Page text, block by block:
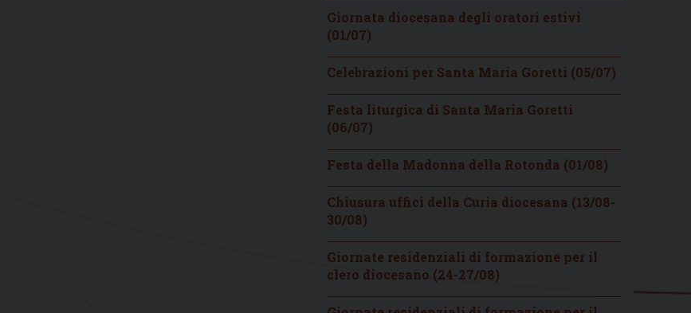
Giornata diocesana degli oratori estivi
(01/07)
Celebrazioni per Santa Maria Goretti (05/07)
Festa liturgica di Santa Maria Goretti
(06/07)
Festa della Madonna della Rotonda (01/08)
Chiusura uffici della Curia diocesana (13/08-
30/08)
Giornate residenziali di formazione per il
clero diocesano (24-27/08)